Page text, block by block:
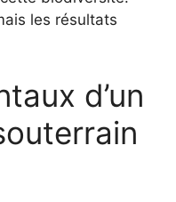
les résultats
d’un